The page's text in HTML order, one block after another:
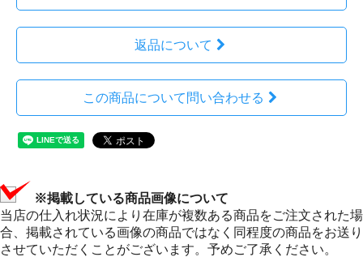
返品について
この商品について問い合わせる
※掲載している商品画像について
当店の仕入れ状況により在庫が複数ある商品をご注文された場
合、掲載されている画像の商品ではなく同程度の商品をお送り
させていただくことがございます。予めご了承ください。